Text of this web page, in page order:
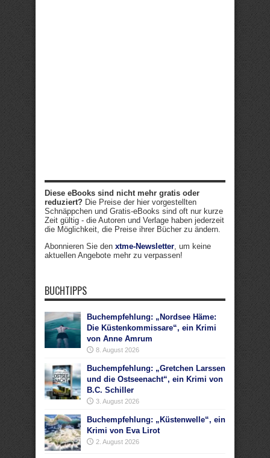
Diese eBooks sind nicht mehr gratis oder
reduziert? Die Preise der hier vorgestellten
Schnäppchen und Gratis-eBooks sind oft nur kurze
Zeit gültig - die Autoren und Verlage haben jederzeit
die Möglichkeit, die Preise ihrer Bücher zu ändern.
Abonnieren Sie den xtme-Newsletter, um keine
aktuellen Angebote mehr zu verpassen!
BUCHTIPPS
Buchempfehlung: „Nordsee Häme:
Die Küstenkommissare“, ein Krimi
von Anne Amrum
8. August 2026
Buchempfehlung: „Gretchen Larssen
und die Ostseenacht“, ein Krimi von
B.C. Schiller
3. August 2026
Buchempfehlung: „Küstenwelle“, ein
Krimi von Eva Lirot
2. August 2026